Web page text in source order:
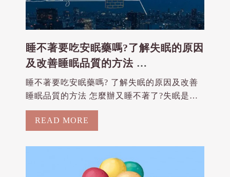
睡不著要吃安眠藥嗎?了解失眠的原因
及改善睡眠品質的方法
2024-08-21
睡不著要吃安眠藥嗎? 了解失眠的原因及改善
睡眠品質的方法 怎麼辦又睡不著了?失眠是一
種常見的症狀，影響全球數百萬人。無論是偶
爾的失眠之夜，還是長期無法入睡的困擾，失
苦惱於如何擺脫失眠，這篇文章將幫助你快速
READ MORE